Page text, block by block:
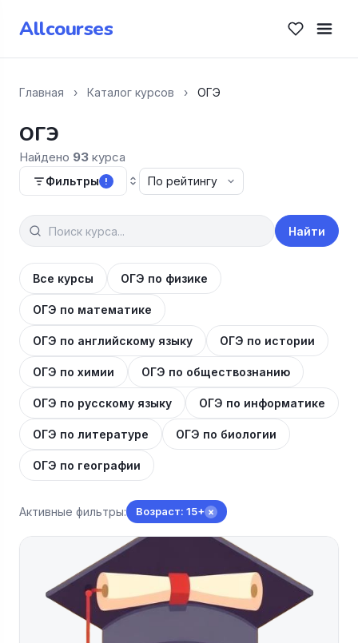
Allcourses
Главная › Каталог курсов › ОГЭ
ОГЭ
Найдено 93 курса
Фильтры !
Найти
Все курсы ОГЭ по физике
ОГЭ по математике
ОГЭ по английскому языку ОГЭ по истории
ОГЭ по химии ОГЭ по обществознанию
ОГЭ по русскому языку ОГЭ по информатике
ОГЭ по литературе ОГЭ по биологии
ОГЭ по географии
Активные фильтры: Возраст: 15+ ×